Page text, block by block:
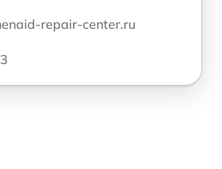
repair-center.ru